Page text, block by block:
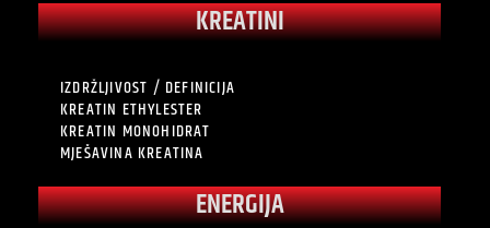
KREATINI
IZDRŽLJIVOST / DEFINICIJA
KREATIN ETHYLESTER
KREATIN MONOHIDRAT
MJEŠAVINA KREATINA
ENERGIJA